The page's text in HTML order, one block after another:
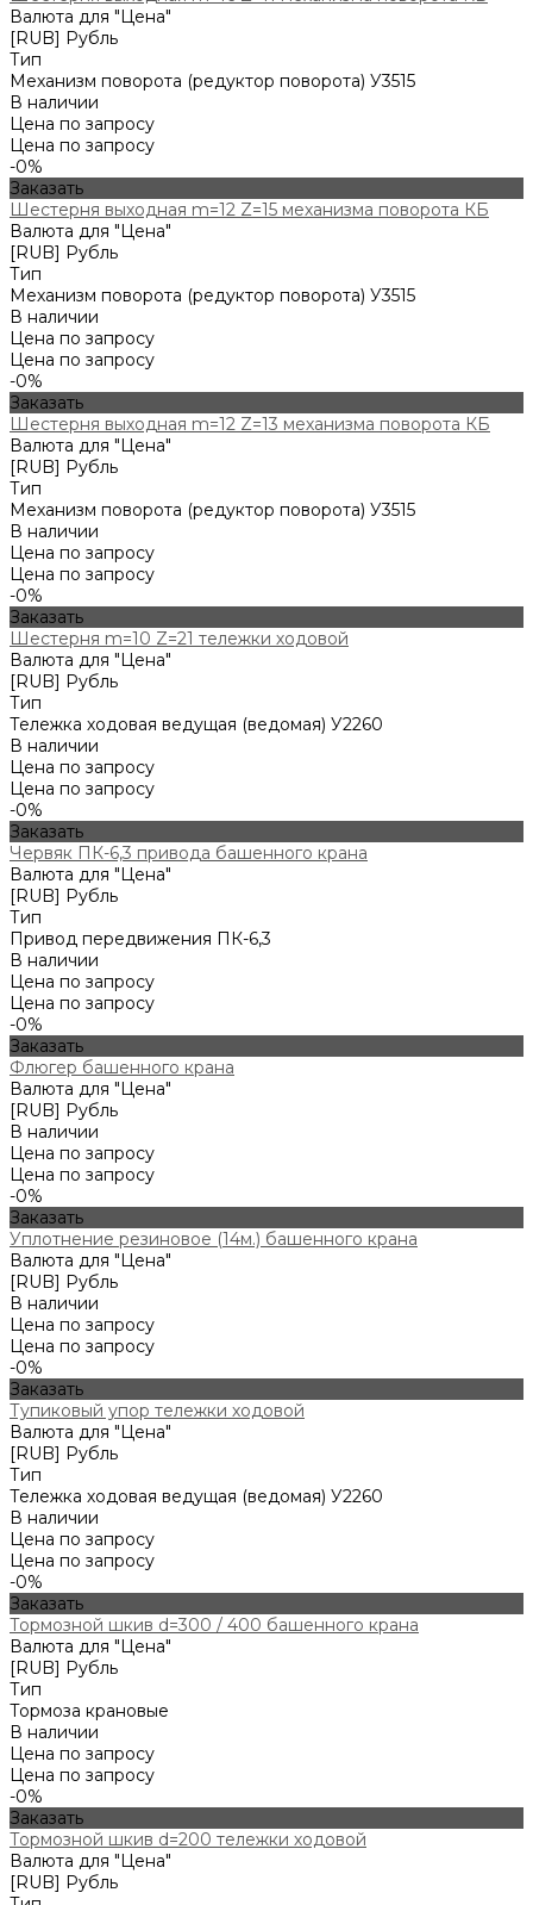
Валюта для "Цена"
[RUB] Рубль
Тип
Механизм поворота (редуктор поворота) У3515
В наличии
Цена по запросу
Цена по запросу
-0%
Заказать
Шестерня выходная m=12 Z=15 механизма поворота КБ
Валюта для "Цена"
[RUB] Рубль
Тип
Механизм поворота (редуктор поворота) У3515
В наличии
Цена по запросу
Цена по запросу
-0%
Заказать
Шестерня выходная m=12 Z=13 механизма поворота КБ
Валюта для "Цена"
[RUB] Рубль
Тип
Механизм поворота (редуктор поворота) У3515
В наличии
Цена по запросу
Цена по запросу
-0%
Заказать
Шестерня m=10 Z=21 тележки ходовой
Валюта для "Цена"
[RUB] Рубль
Тип
Тележка ходовая ведущая (ведомая) У2260
В наличии
Цена по запросу
Цена по запросу
-0%
Заказать
Червяк ПК-6,3 привода башенного крана
Валюта для "Цена"
[RUB] Рубль
Тип
Привод передвижения ПК-6,3
В наличии
Цена по запросу
Цена по запросу
-0%
Заказать
Флюгер башенного крана
Валюта для "Цена"
[RUB] Рубль
В наличии
Цена по запросу
Цена по запросу
-0%
Заказать
Уплотнение резиновое (14м.) башенного крана
Валюта для "Цена"
[RUB] Рубль
В наличии
Цена по запросу
Цена по запросу
-0%
Заказать
Тупиковый упор тележки ходовой
Валюта для "Цена"
[RUB] Рубль
Тип
Тележка ходовая ведущая (ведомая) У2260
В наличии
Цена по запросу
Цена по запросу
-0%
Заказать
Тормозной шкив d=300 / 400 башенного крана
Валюта для "Цена"
[RUB] Рубль
Тип
Тормоза крановые
В наличии
Цена по запросу
Цена по запросу
-0%
Заказать
Тормозной шкив d=200 тележки ходовой
Валюта для "Цена"
[RUB] Рубль